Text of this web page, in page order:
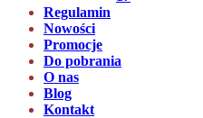
Regulamin
Nowości
Promocje
Do pobrania
O nas
Blog
Kontakt